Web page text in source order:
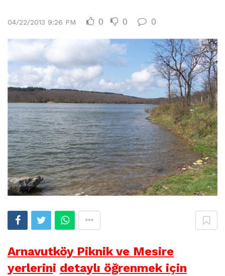
04/22/2013 9:26 PM 0 0 0
Arnavutköy Piknik ve Mesire
yerlerini detaylı öğrenmek için